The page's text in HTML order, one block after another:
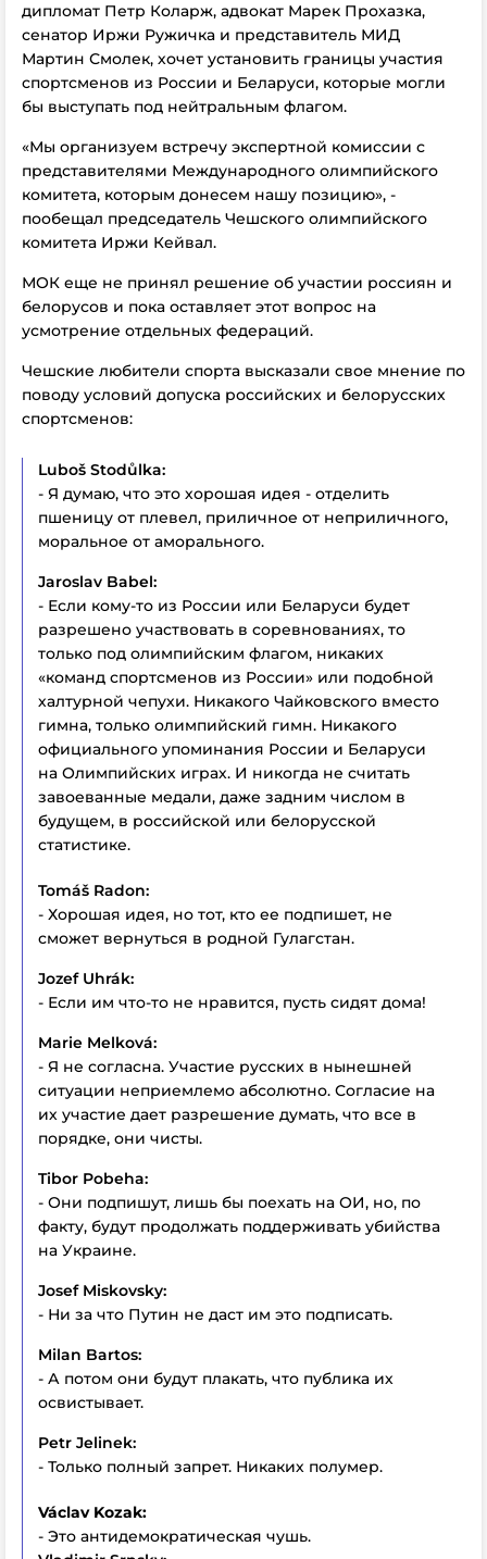
дипломат Петр Коларж, адвокат Марек Прохазка,
сенатор Иржи Ружичка и представитель МИД
Мартин Смолек, хочет установить границы участия
спортсменов из России и Беларуси, которые могли
бы выступать под нейтральным флагом.
«Мы организуем встречу экспертной комиссии с
представителями Международного олимпийского
комитета, которым донесем нашу позицию», -
пообещал председатель Чешского олимпийского
комитета Иржи Кейвал.
МОК еще не принял решение об участии россиян и
белорусов и пока оставляет этот вопрос на
усмотрение отдельных федераций.
Чешские любители спорта высказали свое мнение по
поводу условий допуска российских и белорусских
спортсменов:
Luboš Stodůlka:
- Я думаю, что это хорошая идея - отделить
пшеницу от плевел, приличное от неприличного,
моральное от аморального.
Jaroslav Babel:
- Если кому-то из России или Беларуси будет
разрешено участвовать в соревнованиях, то
только под олимпийским флагом, никаких
«команд спортсменов из России» или подобной
халтурной чепухи. Никакого Чайковского вместо
гимна, только олимпийский гимн. Никакого
официального упоминания России и Беларуси
на Олимпийских играх. И никогда не считать
завоеванные медали, даже задним числом в
будущем, в российской или белорусской
статистике.
Tomáš Radon:
- Хорошая идея, но тот, кто ее подпишет, не
сможет вернуться в родной Гулагстан.
Jozef Uhrák:
- Если им что-то не нравится, пусть сидят дома!
Marie Melková:
- Я не согласна. Участие русских в нынешней
ситуации неприемлемо абсолютно. Согласие на
их участие дает разрешение думать, что все в
порядке, они чисты.
Tibor Pobeha:
- Они подпишут, лишь бы поехать на ОИ, но, по
факту, будут продолжать поддерживать убийства
на Украине.
Josef Miskovsky:
- Ни за что Путин не даст им это подписать.
Milan Bartos:
- А потом они будут плакать, что публика их
освистывает.
Petr Jelinek:
- Только полный запрет. Никаких полумер.
Václav Kozak:
- Это антидемократическая чушь.